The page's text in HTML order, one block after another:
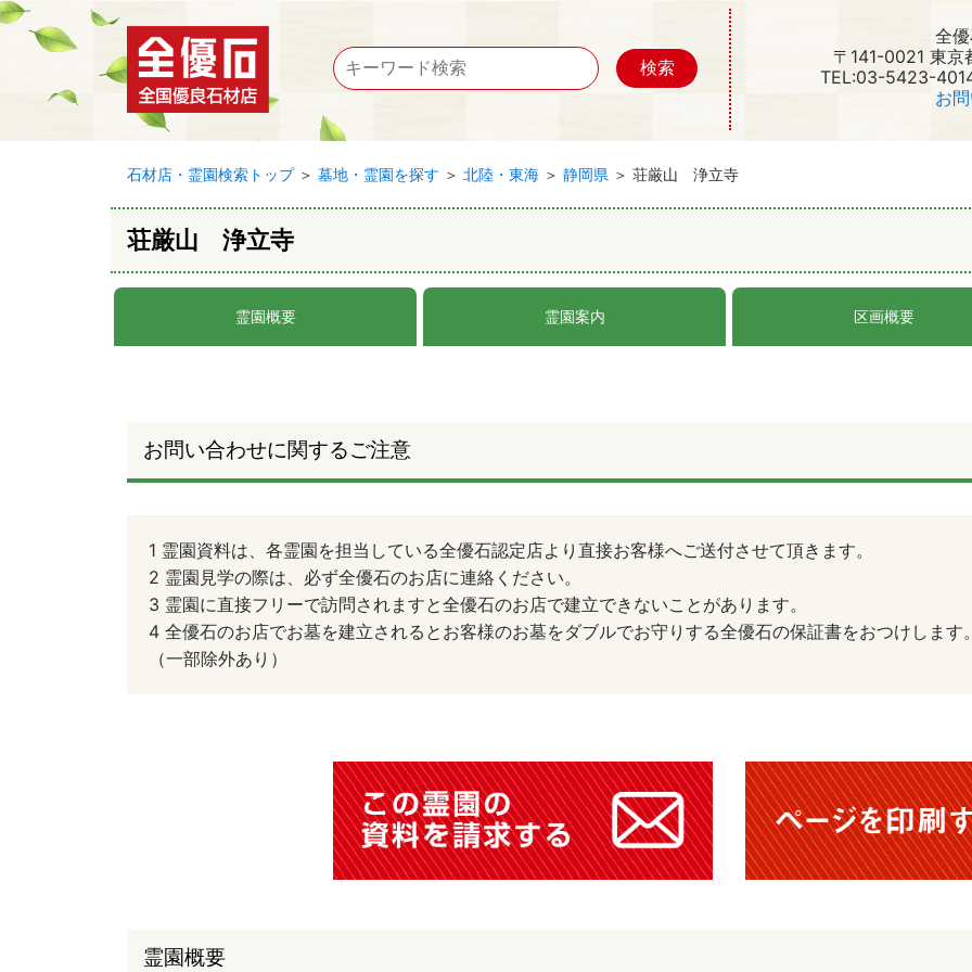
全
〒141-0021 東
TEL:03-5423-
お
石材店・霊園検索トップ＞ 墓地・霊園を探す ＞ 北陸・東海 ＞ 静岡県 ＞ 荘厳山 浄立寺
荘厳山 浄立寺
霊園概要 霊園案内 区画概要
お問い合わせに関するご注意
1 霊園資料は、各霊園を担当している全優石認定店より直接お客様へご送付させて頂きます。
2 霊園見学の際は、必ず全優石のお店に連絡ください。
3 霊園に直接フリーで訪問されますと全優石のお店で建立できないことがあります。
4 全優石のお店でお墓を建立されるとお客様のお墓をダブルでお守りする全優石の保証書をおつけします
（一部除外あり）
霊園概要